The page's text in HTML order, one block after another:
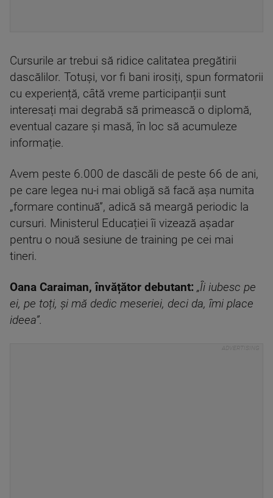
Cursurile ar trebui să ridice calitatea pregătirii
dascălilor. Totuși, vor fi bani irosiți, spun formatorii
cu experiență, câtă vreme participanții sunt
interesați mai degrabă să primească o diplomă,
eventual cazare și masă, în loc să acumuleze
informație.
Avem peste 6.000 de dascăli de peste 66 de ani,
pe care legea nu-i mai obligă să facă așa numita
„formare continuă”, adică să meargă periodic la
cursuri. Ministerul Educației îi vizează așadar
pentru o nouă sesiune de training pe cei mai
tineri.
Oana Caraiman, învățător debutant: „Îi iubesc pe
ei, pe toți, și mă dedic meseriei, deci da, îmi place
ideea”.